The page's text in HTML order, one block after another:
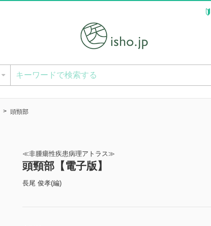
頭頸部
≪非腫瘍性疾患病理アトラス≫
頭頸部【電子版】
長尾 俊孝(編)